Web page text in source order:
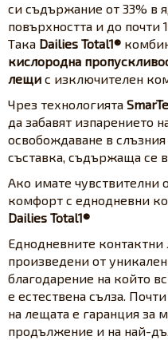
си съдържание от 33% в
повърхността и до почти
Така Dailies Total1®
кислородна
лещи с изключителен
Чрез технологията
да забавят изпарението
освобождаване в
съставка, съдържаща се
Ако имате чувствителни
комфорт с еднодневни
Dailies Total1®
Еднодневните контактни
произведени от
благодарение на който
е естествена сълза.
на лещата е гаранция за
продължение и на най-